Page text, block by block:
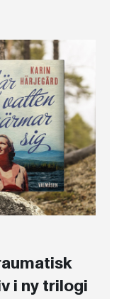
i ny trilogi